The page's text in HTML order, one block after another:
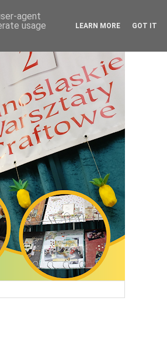
agent
usage
LEARN MORE GOT IT